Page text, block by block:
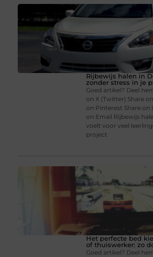
Rijbewijs halen in
zonder stress in je
Goed artikel? Deel
on X (Twitter) Share
on Pinterest Share on
on Email Rijbewijs
voelt voor veel
project
Het perfecte bed
of thuiswerker: zo
Goed artikel? Deel